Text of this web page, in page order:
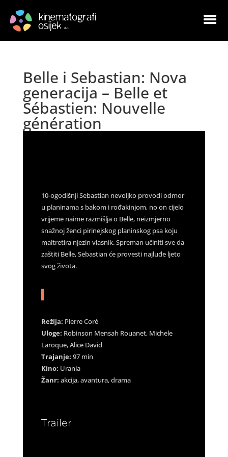
Belle i Sebastian: Nova
generacija – Belle et
Sébastien: Nouvelle
génération
10-ogodišnji Sebastian nevoljko provodi odmor
u planinama s bakom i rođakinjom, no on cijelo
vrijeme naime razmišlja o Belle, neizmjerno
snažnoj ženci pirinejskog planinskog psa koju
maltretira njezin vlasnik. Spreman učiniti sve da
zaštiti Belle, Sebastian će provesti najluđe ljeto
svog života.
Režija: Pierre Coré
Uloge: Robinson Mensah Rouanet, Michele
Laroque, Alice David
Trajanje: 97 min
Kino: Urania
Žanr: akcija, avantura, drama
Trailer